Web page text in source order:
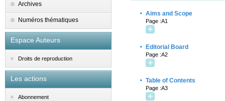
Archives
Numéros thématiques
Espace Auteurs
Droits de reproduction
Les actions
Abonnement
· Aims and Scope
Page :A1
· Editorial Board
Page :A2
· Table of Contents
Page :A3